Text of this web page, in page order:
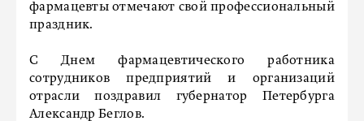
фармацевты отмечают свой профессиональный
праздник.
С Днем фармацевтического работника
сотрудников предприятий и организаций
отрасли поздравил губернатор Петербурга
Александр Беглов.